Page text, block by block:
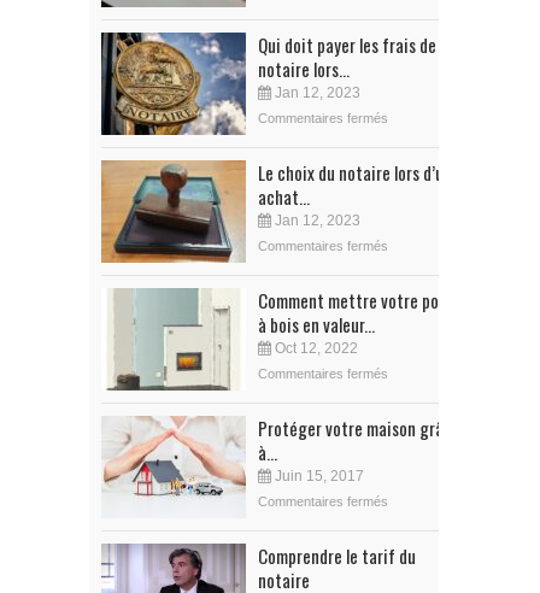
Qui doit payer les frais de
notaire lors...
Jan 12, 2023
Commentaires fermés
Le choix du notaire lors d’un
achat...
Jan 12, 2023
Commentaires fermés
Comment mettre votre poêle
à bois en valeur...
Oct 12, 2022
Commentaires fermés
Protéger votre maison grâce
à...
Juin 15, 2017
Commentaires fermés
Comprendre le tarif du
notaire